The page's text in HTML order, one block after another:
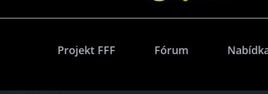
Projekt FFF Fórum